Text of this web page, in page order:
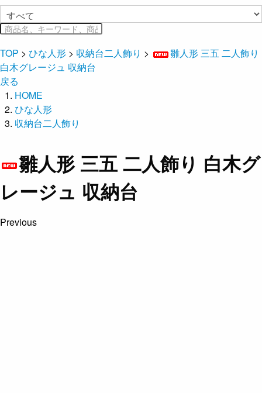
TOP > ひな人形 > 収納台二人飾り >
雛人形 三五 二人飾り
白木グレージュ 収納台
戻る
HOME
ひな人形
収納台二人飾り
雛人形 三五 二人飾り 白木グ
レージュ 収納台
Previous